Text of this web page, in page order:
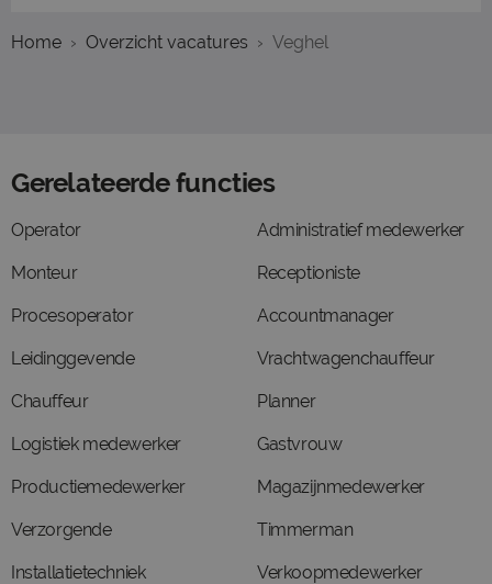
Home Overzicht vacatures Veghel
Gerelateerde functies
Operator
Monteur
Procesoperator
Leidinggevende
Chauffeur
Logistiek medewerker
Productiemedewerker
Verzorgende
Installatietechniek
Administratief medewerker
Receptioniste
Accountmanager
Vrachtwagenchauffeur
Planner
Gastvrouw
Magazijnmedewerker
Timmerman
Verkoopmedewerker